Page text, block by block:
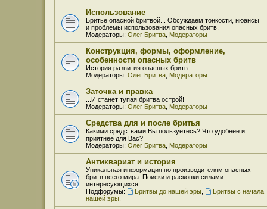
Использование
Бритьё опасной бритвой... Обсуждаем тонкости, нюансы
и проблемы использования опасных бритв.
Модераторы: Олег Бритва Модераторы
Конструкция, формы, оформление,
особенности опасных бритв
История развития опасных бритв
Модераторы: Олег Бритва Модераторы
Заточка и правка
...И станет тупая бритва острой!
Модераторы: Олег Бритва Модераторы
Средства для и после бритья
Какими средствами Вы пользуетесь? Что удобнее и
приятнее для Вас?
Модераторы: Олег Бритва Модераторы
Антиквариат и история
Уникальная информация по производителям опасных
бритв всего мира. Поиски и раскопки силами
интересующихся.
Подфорумы:
Бритвы до нашей эры,
Бритвы с начала
нашей эры.